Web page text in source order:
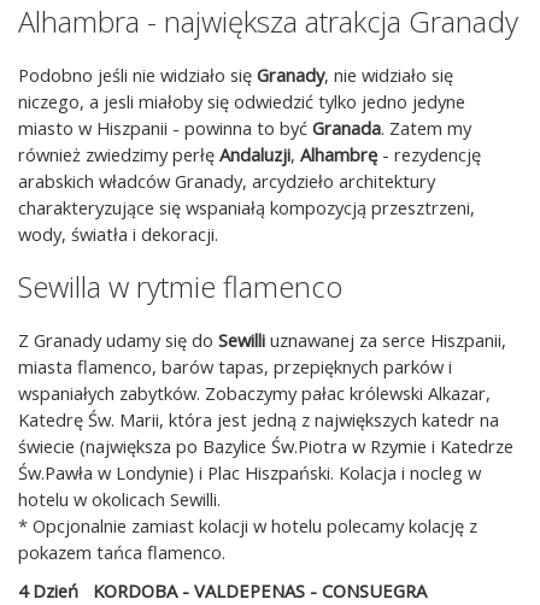
Alhambra - największa atrakcja Granady
Podobno jeśli nie widziało się Granady, nie widziało się
niczego, a jesli miałoby się odwiedzić tylko jedno jedyne
miasto w Hiszpanii - powinna to być Granada. Zatem my
również zwiedzimy perłę Andaluzji, Alhambrę - rezydencję
arabskich władców Granady, arcydzieło architektury
charakteryzujące się wspaniałą kompozycją przesztrzeni,
wody, światła i dekoracji.
Sewilla w rytmie flamenco
Z Granady udamy się do Sewilli uznawanej za serce Hiszpanii,
miasta flamenco, barów tapas, przepięknych parków i
wspaniałych zabytków. Zobaczymy pałac królewski Alkazar,
Katedrę Św. Marii, która jest jedną z największych katedr na
świecie (największa po Bazylice Św.Piotra w Rzymie i Katedrze
Św.Pawła w Londynie) i Plac Hiszpański. Kolacja i nocleg w
hotelu w okolicach Sewilli.
* Opcjonalnie zamiast kolacji w hotelu polecamy kolację z
pokazem tańca flamenco.
4 Dzień KORDOBA - VALDEPENAS - CONSUEGRA